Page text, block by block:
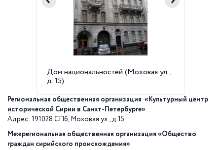
Дом национальностей (Моховая ул.,
д. 15)
Региональная общественная организация «Культурный центр
исторической Сирии в Санкт-Петербурге»
Адрес: 191028 СПб, Моховая ул., д.15
Межрегиональная общественная организация «Общество
граждан сирийского происхождения»